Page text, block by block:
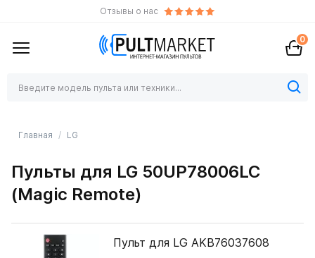
Отзывы о нас
0
Главная LG
Пульты для LG 50UP78006LC
(Magic Remote)
Пульт для LG AKB76037608